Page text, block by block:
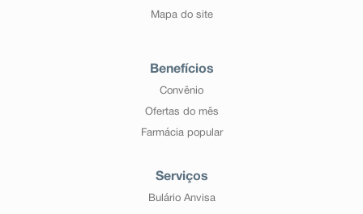
Mapa do site
Benefícios
Convênio
Ofertas do mês
Farmácia popular
Serviços
Bulário Anvisa